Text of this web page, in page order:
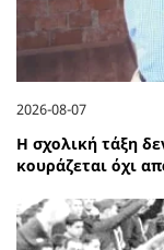
2026-08-07
Η σχολική τάξη
κουράζεται όχι